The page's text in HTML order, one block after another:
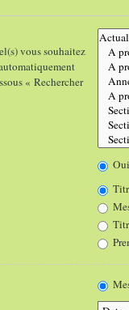
vous souhaitez
« Rechercher
Oui